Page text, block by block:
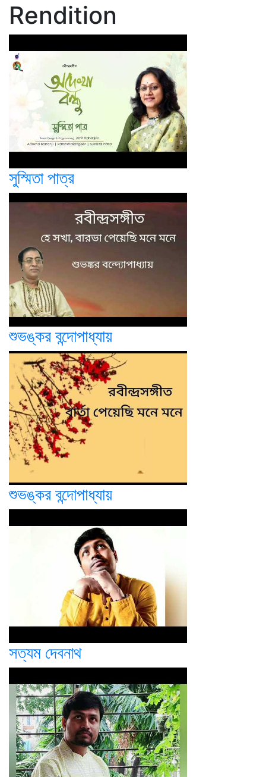
Rendition
সুস্মিতা পাত্র
শুভঙ্কর বন্দোপাধ্যায়
শুভঙ্কর বন্দোপাধ্যায়
সত্যম দেবনাথ